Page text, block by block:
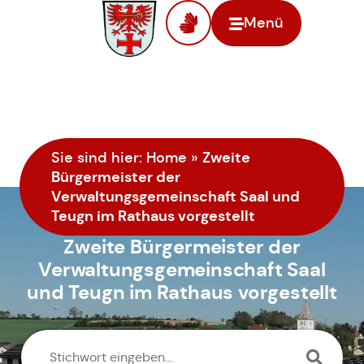
Menü
Sie sind hier: Home » Zweite
Bürgermeister der
Verwaltungsgemeinschaft Saal und
Teugn im Rathaus vorgestellt
Zweite Bürgermeister der
Verwaltungsgemeinschaft Saal
und Teugn im Rathaus vorgestellt